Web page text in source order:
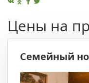
Цены на
Семейный